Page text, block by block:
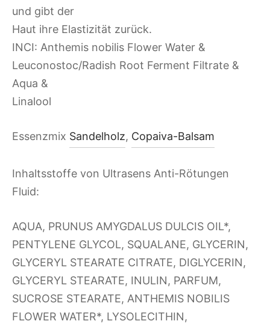
und gibt der
Haut ihre Elastizität zurück.
INCI: Anthemis nobilis Flower Water &
Leuconostoc/Radish Root Ferment Filtrate &
Aqua &
Linalool
Essenzmix Sandelholz, Copaiva-Balsam
Inhaltsstoffe von Ultrasens Anti-Rötungen
Fluid:
AQUA, PRUNUS AMYGDALUS DULCIS OIL*,
PENTYLENE GLYCOL, SQUALANE, GLYCERIN,
GLYCERYL STEARATE CITRATE, DIGLYCERIN,
GLYCERYL STEARATE, INULIN, PARFUM,
SUCROSE STEARATE, ANTHEMIS NOBILIS
FLOWER WATER*, LYSOLECITHIN,